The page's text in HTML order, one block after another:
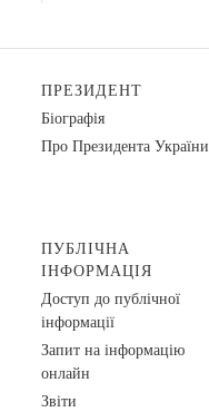
ПРЕЗИДЕНТ
Біографія
Про Президента України
ПУБЛІЧНА
ІНФОРМАЦІЯ
Доступ до публічної
інформації
Запит на інформацію
онлайн
Звіти